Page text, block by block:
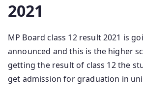
2021
MP Board class 12 result 2021 is
announced and this is the higher
getting the result of class 12 the
get admission for graduation in